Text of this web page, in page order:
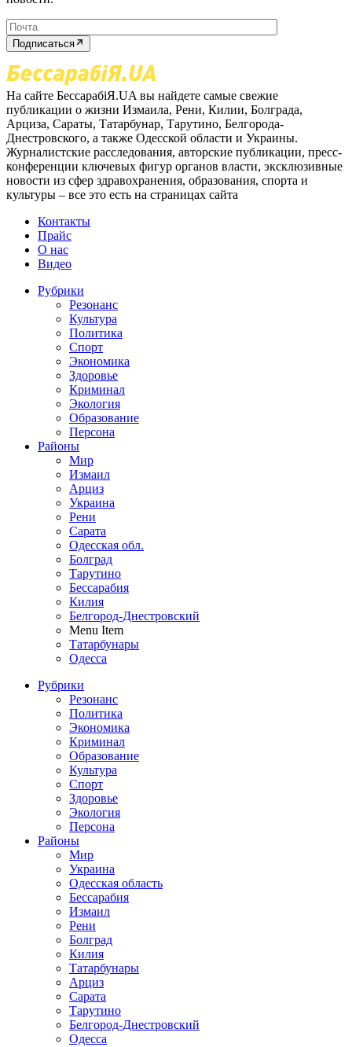
Подписаться
На сайте БессарабіЯ.UA вы найдете самые свежие
публикации о жизни Измаила, Рени, Килии, Болграда,
Арциза, Сараты, Татарбунар, Тарутино, Белгорода-
Днестровского, а также Одесской области и Украины.
Журналистские расследования, авторские публикации, пресс-
конференции ключевых фигур органов власти, эксклюзивные
новости из сфер здравохранения, образования, спорта и
культуры – все это есть на страницах сайта
Контакты
Прайс
О нас
Видео
Рубрики
Резонанс
Культура
Политика
Спорт
Экономика
Здоровье
Криминал
Экология
Образование
Персона
Районы
Мир
Измаил
Арциз
Украина
Рени
Сарата
Одесская обл.
Болград
Тарутино
Бессарабия
Килия
Белгород-Днестровский
Menu Item
Татарбунары
Одесса
Рубрики
Резонанс
Политика
Экономика
Криминал
Образование
Культура
Спорт
Здоровье
Экология
Персона
Районы
Мир
Украина
Одесская область
Бессарабия
Измаил
Рени
Болград
Килия
Татарбунары
Арциз
Сарата
Тарутино
Белгород-Днестровский
Одесса